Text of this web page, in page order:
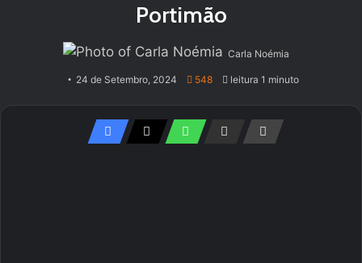
Portimão
Carla Noémia
24 de Setembro, 2024 548 leitura 1 minuto